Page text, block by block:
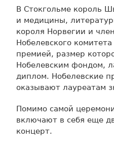
В Стокгольме король
и медицины,
короля Норвегии и
Нобелевского
премией, размер
Нобелевским фондом,
диплом. Нобелевские
оказывают лауреатам
Помимо самой
включают в себя еще
концерт.